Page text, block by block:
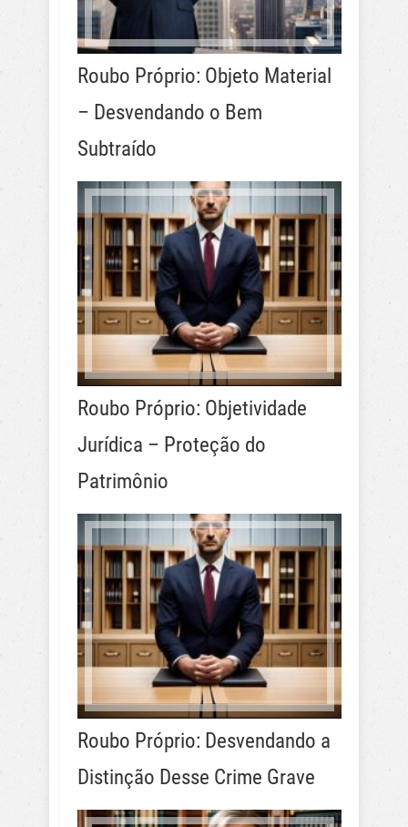
Roubo Próprio: Objeto Material
– Desvendando o Bem
Subtraído
Roubo Próprio: Objetividade
Jurídica – Proteção do
Patrimônio
Roubo Próprio: Desvendando a
Distinção Desse Crime Grave